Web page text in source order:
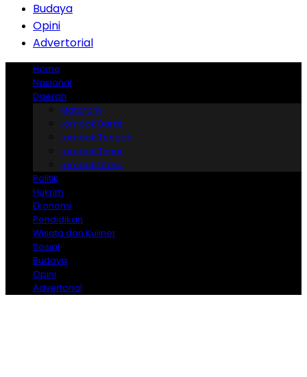
Budaya
Opini
Advertorial
Home
Nasional
Daerah
Mataram
Lombok Barat
Lombok Tengah
Lombok Timur
Lombok Utara
Politik
Hukrim
Ekonomi
Pendidikan
Wisata dan Kuliner
Sosial
Budaya
Opini
Advertorial